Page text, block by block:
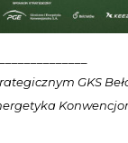
GKS